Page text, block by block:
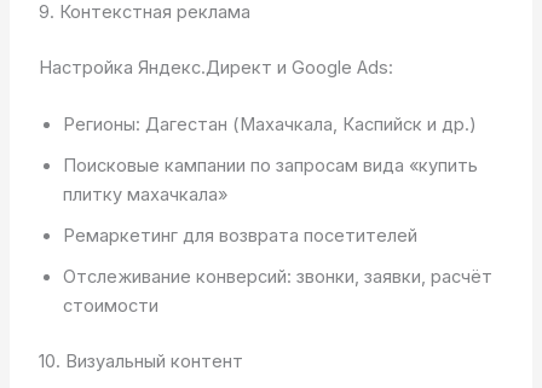
9. Контекстная реклама
Настройка Яндекс.Директ и Google Ads:
Регионы: Дагестан (Махачкала, Каспийск и др.)
Поисковые кампании по запросам вида «купить
плитку махачкала»
Ремаркетинг для возврата посетителей
Отслеживание конверсий: звонки, заявки, расчёт
стоимости
10. Визуальный контент